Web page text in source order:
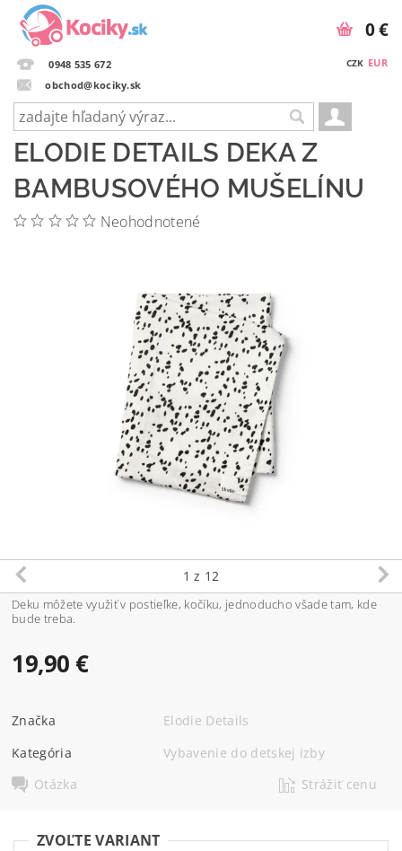
0948 535 672
obchod@kociky.sk
CZK EUR
0 €
ELODIE DETAILS DEKA Z
BAMBUSOVÉHO MUŠELÍNU
Neohodnotené
1 z 12
Deku môžete využiť v postieľke, kočíku, jednoducho všade tam, kde
bude treba.
19,90 €
Značka
Elodie Details
Kategória
Vybavenie do detskej izby
Otázka
Strážiť cenu
ZVOĽTE VARIANT